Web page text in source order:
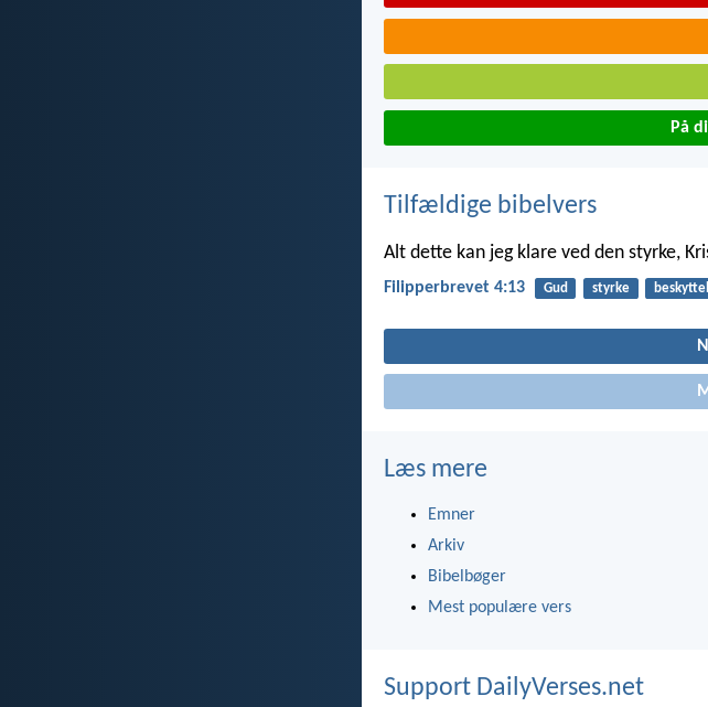
På
Tilfældige bibelvers
Alt dette kan jeg klare ved den styrke,
Filipperbrevet 4:13 Gud styrke
Læs mere
Emner
Arkiv
Bibelbøger
Mest populære vers
Support DailyVerses.net